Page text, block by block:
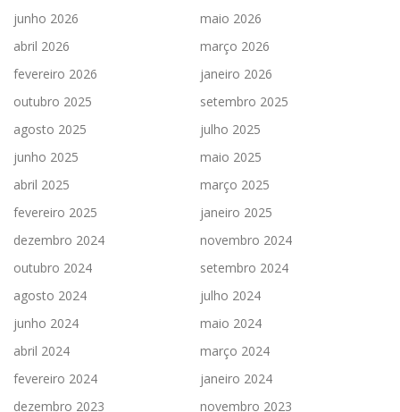
junho 2026
maio 2026
abril 2026
março 2026
fevereiro 2026
janeiro 2026
outubro 2025
setembro 2025
agosto 2025
julho 2025
junho 2025
maio 2025
abril 2025
março 2025
fevereiro 2025
janeiro 2025
dezembro 2024
novembro 2024
outubro 2024
setembro 2024
agosto 2024
julho 2024
junho 2024
maio 2024
abril 2024
março 2024
fevereiro 2024
janeiro 2024
dezembro 2023
novembro 2023